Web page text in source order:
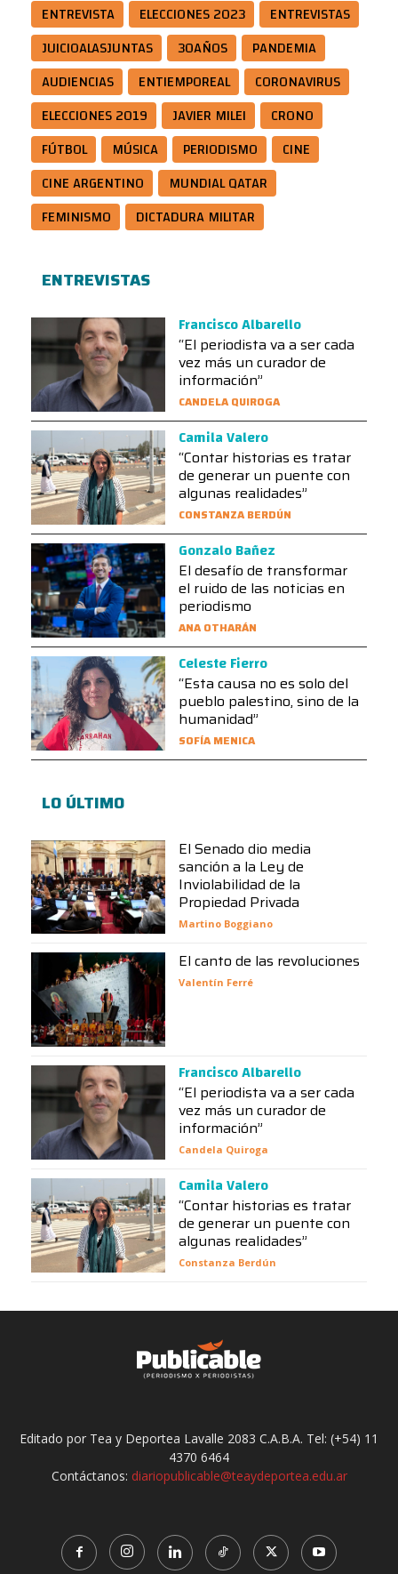
ENTREVISTA ELECCIONES 2023
ENTREVISTAS
JUICIOALASJUNTAS
30AÑOS
PANDEMIA
AUDIENCIAS
ENTIEMPOREAL
CORONAVIRUS
ELECCIONES 2019
JAVIER MILEI
CRONO
FÚTBOL
MÚSICA PERIODISMO
CINE
CINE ARGENTINO
MUNDIAL QATAR
FEMINISMO
DICTADURA MILITAR
ENTREVISTAS
Francisco Albarello
“El periodista va a ser cada
vez más un curador de
información”
CANDELA QUIROGA
Camila Valero
“Contar historias es tratar
de generar un puente con
algunas realidades”
CONSTANZA BERDÚN
Gonzalo Bañez
El desafío de transformar
el ruido de las noticias en
periodismo
ANA OTHARÁN
Celeste Fierro
“Esta causa no es solo del
pueblo palestino, sino de la
humanidad”
SOFÍA MENICA
LO ÚLTIMO
El Senado dio media
sanción a la Ley de
Inviolabilidad de la
Propiedad Privada
Martino Boggiano
El canto de las revoluciones
Valentín Ferré
Francisco Albarello
“El periodista va a ser cada
vez más un curador de
información”
Candela Quiroga
Camila Valero
“Contar historias es tratar
de generar un puente con
algunas realidades”
Constanza Berdún
Editado por Tea y Deportea Lavalle 2083 C.A.B.A. Tel: (+54) 11
4370 6464
Contáctanos: diariopublicable@teaydeportea.edu.ar